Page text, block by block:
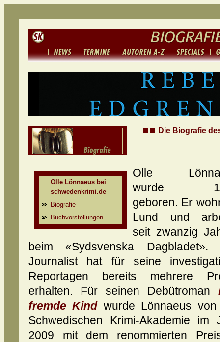
Die Biografie
Olle Lönnaeus bei
schwedenkrimi.de
Biografie
Buchvorstellungen
Olle
wurde
geboren. Er
Lund und
seit zwanzig
beim «Sydsvenska Dagbladet».
Journalist hat für seine
Reportagen bereits mehrere
erhalten. Für seinen Debütroman
fremde Kindwurde Lönnaeus von
Schwedischen Krimi-Akademie im
2009 mit dem renommierten